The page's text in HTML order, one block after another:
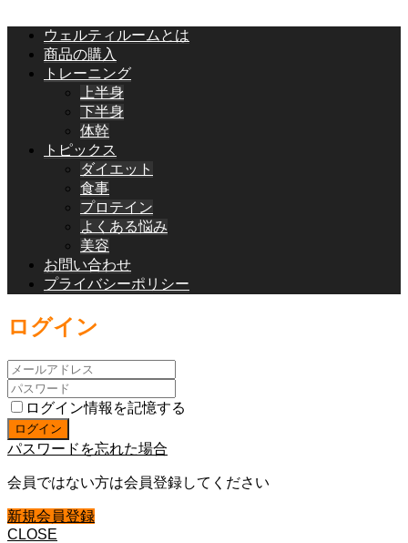
ウェルティルームとは
商品の購入
トレーニング
上半身
下半身
体幹
トピックス
ダイエット
食事
プロテイン
よくある悩み
美容
お問い合わせ
プライバシーポリシー
ログイン
ログイン情報を記憶する
パスワードを忘れた場合
会員ではない方は会員登録してください
新規会員登録
CLOSE